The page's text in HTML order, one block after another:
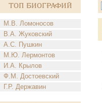
Топ Биографий
М.В. Ломоносов
В.А. Жуковский
А.С. Пушкин
М.Ю. Лермонтов
И.А. Крылов
Ф.М. Достоевский
Г.Р. Державин